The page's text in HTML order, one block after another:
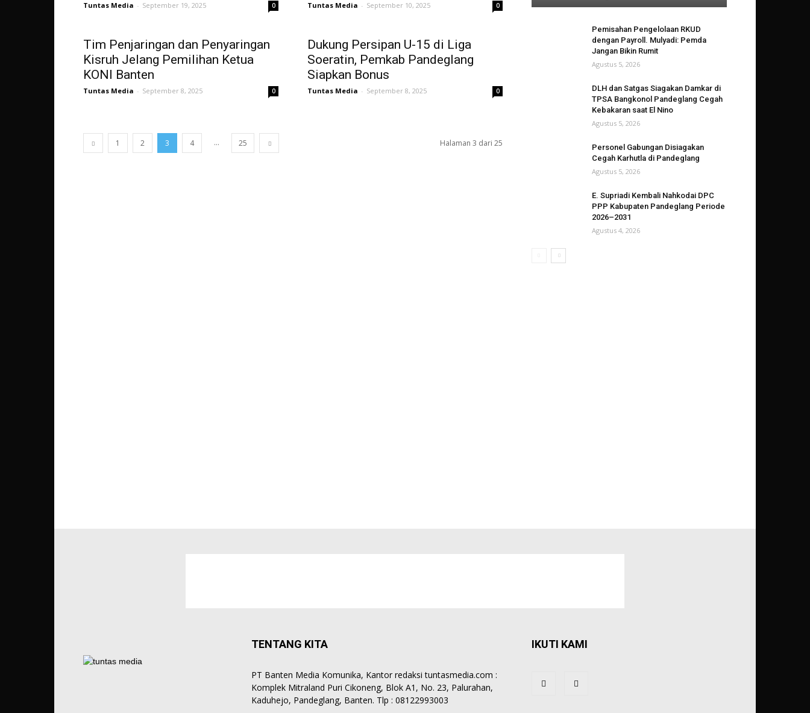
Tuntas Media - September 19, 2025 0 Tuntas Media - September 10, 2025 0
Tim Penjaringan dan Penyaringan
Kisruh Jelang Pemilihan Ketua
KONI Banten
Tuntas Media - September 8, 2025 0
Dukung Persipan U-15 di Liga
Soeratin, Pemkab Pandeglang
Siapkan Bonus
Tuntas Media - September 8, 2025 0
1 2 3 4 ... 25 Halaman 3 dari 25
Pemisahan Pengelolaan RKUD
dengan Payroll. Mulyadi: Pemda
Jangan Bikin Rumit
Agustus 5, 2026
DLH dan Satgas Siagakan Damkar di
TPSA Bangkonol Pandeglang Cegah
Kebakaran saat El Nino
Agustus 5, 2026
Personel Gabungan Disiagakan
Cegah Karhutla di Pandeglang
Agustus 5, 2026
E. Supriadi Kembali Nahkodai DPC
PPP Kabupaten Pandeglang Periode
2026–2031
Agustus 4, 2026
TENTANG KITA
PT Banten Media Komunika, Kantor redaksi tuntasmedia.com :
Komplek Mitraland Puri Cikoneng, Blok A1, No. 23, Palurahan,
Kaduhejo, Pandeglang, Banten. Tlp : 08122993003
IKUTI KAMI